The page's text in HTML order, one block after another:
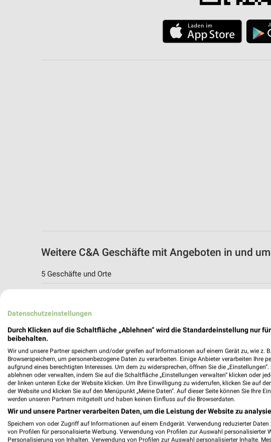
Weitere C&A Geschäfte mit Angeboten in und
5 Geschäfte und Orte
Regensburg, Deutschland
398,94 km
C&A Angebote in Kelheim
Kelheim, Deutschland
414,18 km
C&A Angebote in Straubing
Datenschutzeinstellungen
Durch Klicken auf die Schaltfläche „Ablehnen“ wird die Standardeinstellung nur
beibehalten.
Wir und unsere Partner speichern und/oder greifen auf Informationen auf einem Gerät zu, wie z.
Browserspeichern, um personenbezogene Daten zu verarbeiten. Einige Anbieter verarbeiten Ihre
aufgrund eines berechtigten Interesses. Um dem zu widersprechen, öffnen Sie die
ablehnen oder verwalten, indem Sie auf die Schaltfläche „Einstellungen verwalten“ klicken oder
der linken unteren Ecke der Website klicken. Um Ihre Einwilligung zu widerrufen, klicken Sie auf
der Website und klicken Sie auf den Menüpunkt „Meine Daten“. Auf dieser Seite können Sie Ihre
werden unseren Partnern mitgeteilt und haben keinen Einfluss auf die Browserdaten.
Wir und unsere Partner verarbeiten Daten, um die Leistung der Website zu
Speichern von oder Zugriff auf Informationen auf einem Endgerät. Verwendung reduzierter
von Profilen für personalisierte Werbung. Verwendung von Profilen zur Auswahl personalisierter
Personalisierung von Inhalten. Verwendung von Profilen zur Auswahl personalisierter Inhalte.